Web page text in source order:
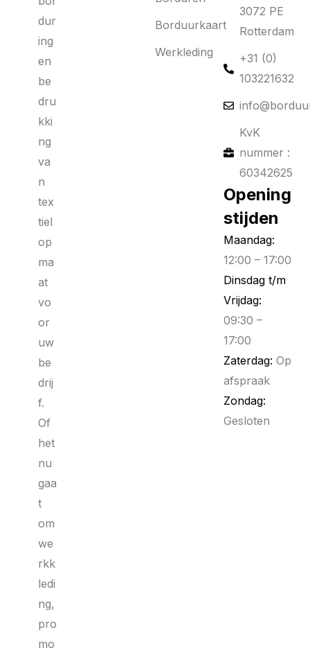
dur
ing
en
be
dru
kki
ng
va
n
tex
tiel
op
ma
at
vo
or
uw
be
drij
f.
Of
het
nu
gaa
t
om
we
rkk
ledi
ng,
pro
mo
Borduurkaart
Werkleding
3072 PE
Rotterdam
+31 (0)
103221632
KvK
nummer :
60342625
Opening
stijden
Maandag:
12:00 – 17:00
Dinsdag t/m
Vrijdag:
09:30 –
17:00
Zaterdag: Op
afspraak
Zondag:
Gesloten